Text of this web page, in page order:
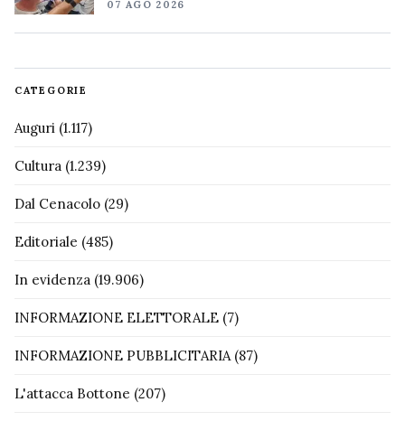
07 AGO 2026
CATEGORIE
Auguri (1.117)
Cultura (1.239)
Dal Cenacolo (29)
Editoriale (485)
In evidenza (19.906)
INFORMAZIONE ELETTORALE (7)
INFORMAZIONE PUBBLICITARIA(87)
L'attacca Bottone (207)